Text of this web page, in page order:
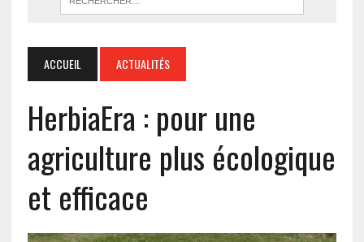
ACCUEIL ACTUALITÉS
HerbiaEra : pour une
agriculture plus écologique
et efficace